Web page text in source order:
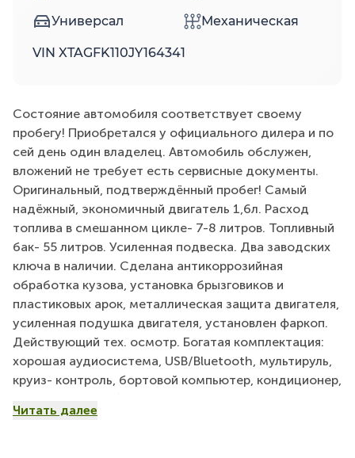
Универсал Механическая
VIN XTAGFK110JY164341
Состояние автомобиля соответствует своему
пробегу! Приобретался у официального дилера и по
сей день один владелец. Автомобиль обслужен,
вложений не требует есть сервисные документы.
Оригинальный, подтверждённый пробег! Самый
надёжный, экономичный двигатель 1,6л. Расход
топлива в смешанном цикле- 7-8 литров. Топливный
бак- 55 литров. Усиленная подвеска. Два заводских
ключа в наличии. Сделана антикоррозийная
обработка кузова, установка брызговиков и
пластиковых арок, металлическая защита двигателя,
усиленная подушка двигателя, установлен фаркоп.
Действующий тех. осмотр. Богатая комплектация:
хорошая аудиосистема, USB/Bluetooth, мультируль,
круиз- контроль, бортовой компьютер, кондиционер,
интегрированными повторителями поворотов,
Читать далее